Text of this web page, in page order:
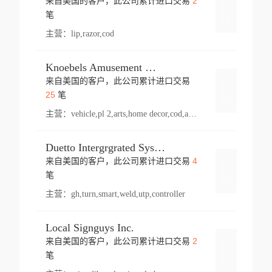
笔
主营： lip,razor,cod
Knoebels Amusement Resort
来自美国的客户，此公司累计进口交易
25笔
主营： vehicle,pl 2,arts,home decor,cod,amusement ride,sea
Duetto Intergrgrated Systems Inc.
来自美国的客户，此公司累计进口交易 4
笔
主营： gh,turn,smart,weld,utp,controller
Local Signguys Inc.
来自美国的客户，此公司累计进口交易 2
笔